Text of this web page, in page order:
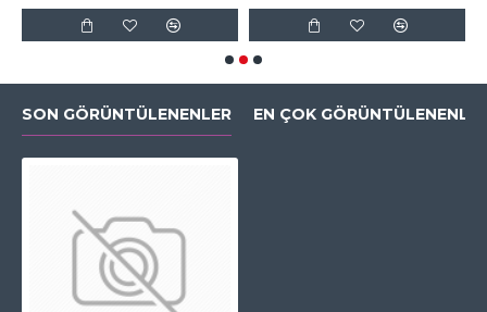
SON GÖRÜNTÜLENENLER EN ÇOK